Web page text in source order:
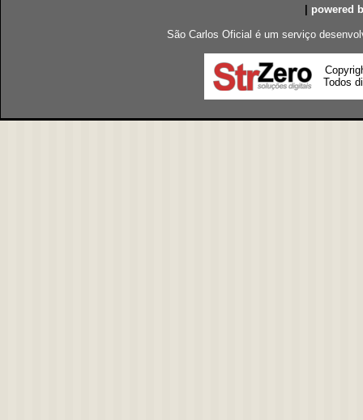
powered
São Carlos Oficial é um serviço
Todos